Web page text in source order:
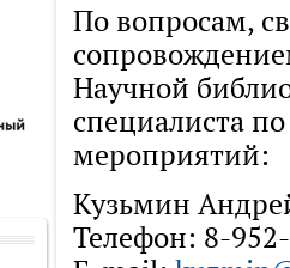
По вопросам,
Научной
специалиста
мероприятий:
Кузьмин
Телефон: 8-